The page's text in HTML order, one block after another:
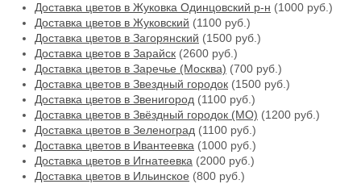
Доставка цветов в Жуковка Одинцовский р-н (1000 руб.)
Доставка цветов в Жуковский (1100 руб.)
Доставка цветов в Загорянский (1500 руб.)
Доставка цветов в Зарайск (2600 руб.)
Доставка цветов в Заречье (Москва) (700 руб.)
Доставка цветов в Звездный городок (1500 руб.)
Доставка цветов в Звенигород (1100 руб.)
Доставка цветов в Звёздный городок (МО) (1200 руб.)
Доставка цветов в Зеленоград (1100 руб.)
Доставка цветов в Ивантеевка (1000 руб.)
Доставка цветов в Игнатеевка (2000 руб.)
Доставка цветов в Ильинское (800 руб.)